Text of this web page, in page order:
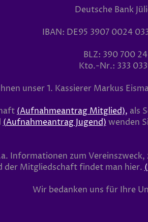
Deutsche Bank
IBAN: DE95 3907 0024
BLZ: 390 700 24
Kto.-Nr.: 333
unser 1. Kassierer Markus
(Aufnahmeantrag Mitglied), als
(Aufnahmeantrag Jugend) wenden
Informationen zum
der Mitgliedschaft findet man hier.
Wir bedanken uns für Ihre